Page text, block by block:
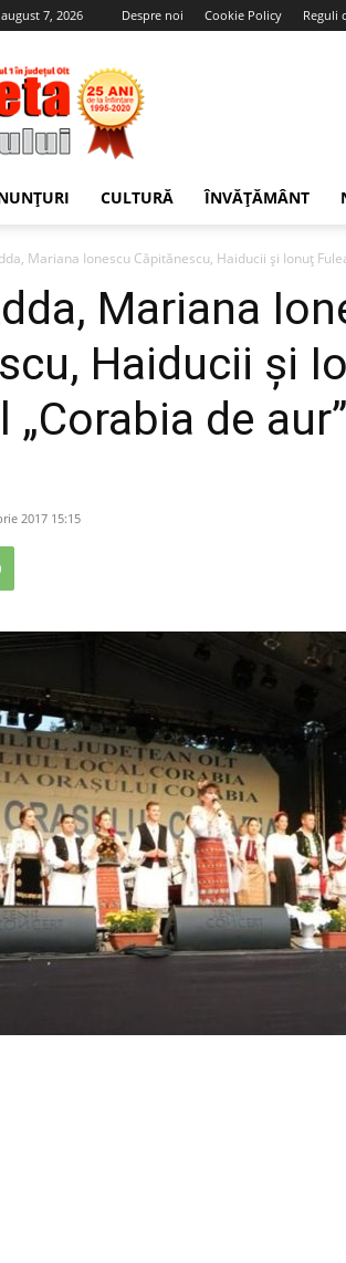
7, 2026 Despre noi Cookie Policy Reguli
Gazeta
Oltului
CULTURĂ ÎNVĂȚĂMÂNT
Mariana Ionescu Căpitănescu, Haiducii şi Ionuţ
Mariana
Haiducii şi
„Corabia de
2017 15:15